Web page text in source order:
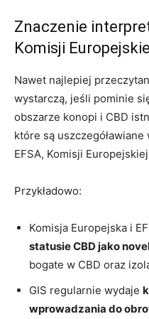
Znaczenie
Komisji
Nawet najlepiej
wystarczą, jeśli pominie
obszarze konopi i CBD
które są
EFSA, Komisji
Przykładowo:
Komisja Europejska i
statusie CBD jako
bogate w CBD oraz
GIS regularnie wydaje
wprowadzania do